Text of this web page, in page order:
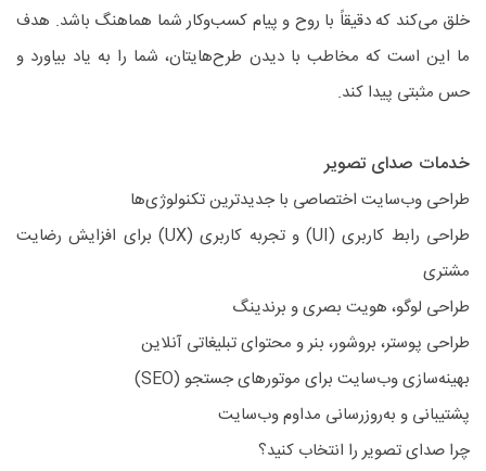
خلق می‌کند که دقیقاً با روح و پیام کسب‌وکار شما هماهنگ باشد. هدف
ما این است که مخاطب با دیدن طرح‌هایتان، شما را به یاد بیاورد و
حس مثبتی پیدا کند.
خدمات صدای تصویر
طراحی وب‌سایت اختصاصی با جدیدترین تکنولوژی‌ها
طراحی رابط کاربری (UI) و تجربه کاربری (UX) برای افزایش رضایت
مشتری
طراحی لوگو، هویت بصری و برندینگ
طراحی پوستر، بروشور، بنر و محتوای تبلیغاتی آنلاین
بهینه‌سازی وب‌سایت برای موتورهای جستجو (SEO)
پشتیبانی و به‌روزرسانی مداوم وب‌سایت
چرا صدای تصویر را انتخاب کنید؟